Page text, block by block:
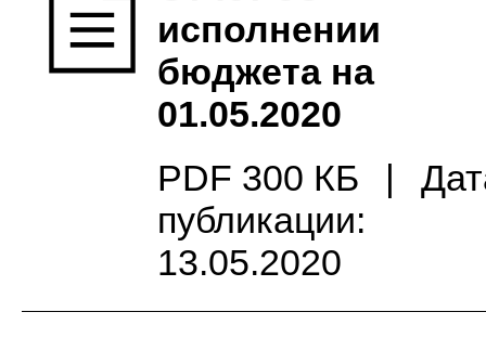
исполнении
бюджета на
01.05.2020
PDF 300 КБ
|
публикации:
13.05.2020